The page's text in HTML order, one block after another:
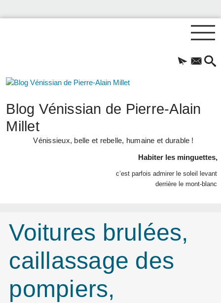
Blog Vénissian de Pierre-Alain
Millet
Vénissieux, belle et rebelle, humaine et durable !
Habiter les minguettes,
c’est parfois admirer le soleil levant
derrière le mont-blanc
Voitures brulées,
caillassage des
pompiers,